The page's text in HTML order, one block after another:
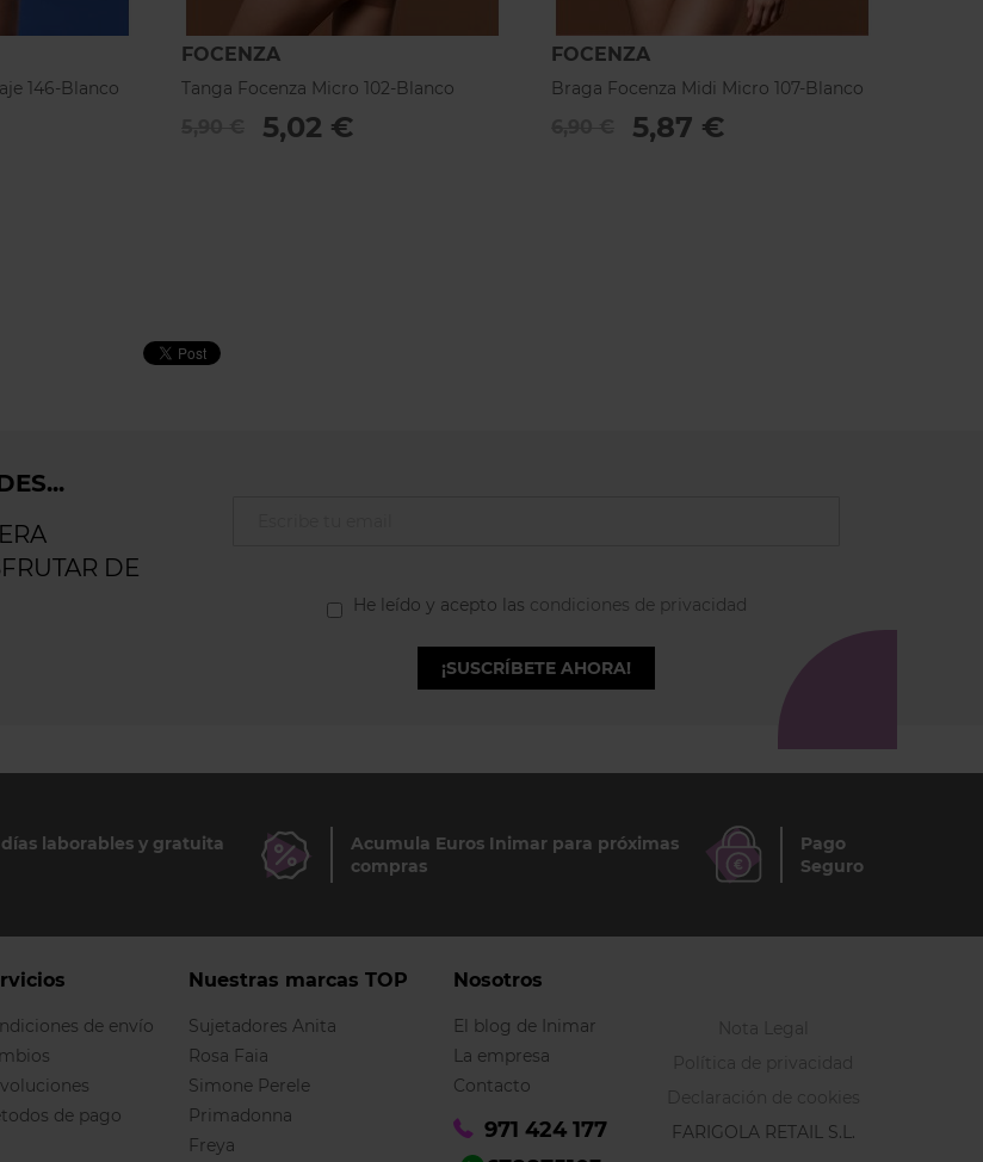
146-Blanco
FOCENZA
Tanga Focenza Micro 102-Blanco
5,02 €
FOCENZA
Braga Focenza Midi Micro 107-Blanco
5,87 €
DE
He leído y acepto las condiciones de privacidad
¡SUSCRÍBETE AHORA!
laborables y gratuita
Acumula Euros Inimar para próximas
compras
Pago
Seguro
de envío
de pago
Nuestras marcas TOP
Sujetadores Anita
Rosa Faia
Simone Perele
Primadonna
Freya
Nosotros
El blog de Inimar
La empresa
Contacto
971 424 177
Nota Legal
Política de privacidad
Declaración de cookies
FARIGOLA RETAIL S.L.